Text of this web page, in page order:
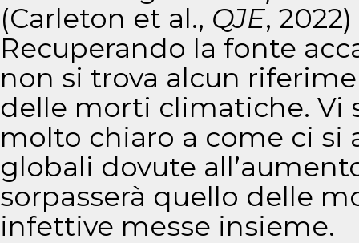
(Carleton et al., QJE,
Recuperando la fonte
non si trova alcun
delle morti climatiche. Vi
molto chiaro a come ci si
globali dovute
sorpasserà quello delle
infettive messe insieme.